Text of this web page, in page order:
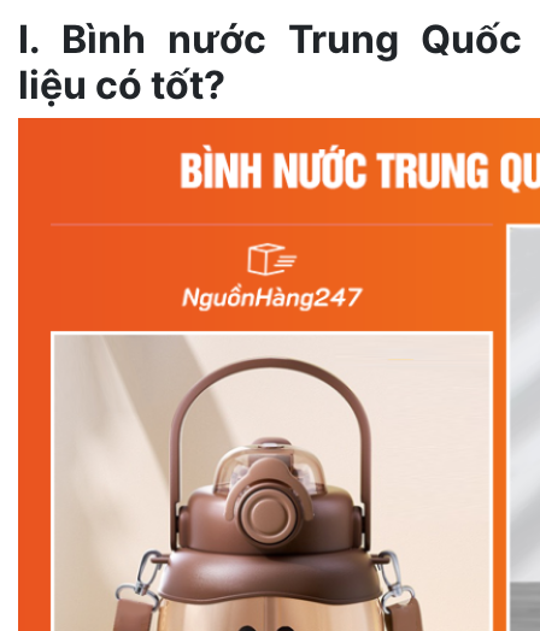
I. Bình nước Trung Quốc
liệu có tốt?